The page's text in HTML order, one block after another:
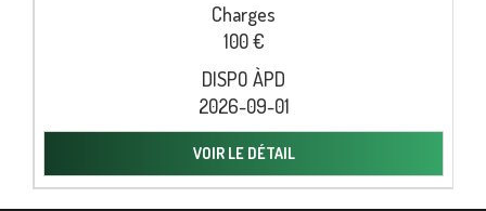
100 €
2026-09-01
VOIR LE DÉTAIL